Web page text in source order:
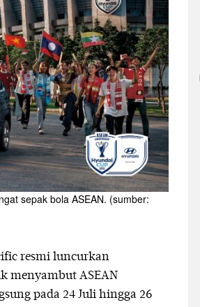
sepak bola ASEAN. (sumber:
resmi luncurkan
menyambut ASEAN
pada 24 Juli hingga 26